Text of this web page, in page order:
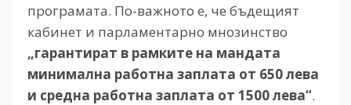
програмата. По-важното е, че бъдещият
кабинет и парламентарно мнозинство
„гарантират в рамките на мандата
минимална работна заплата от 650 лева
и средна работна заплата от 1500 лева“.